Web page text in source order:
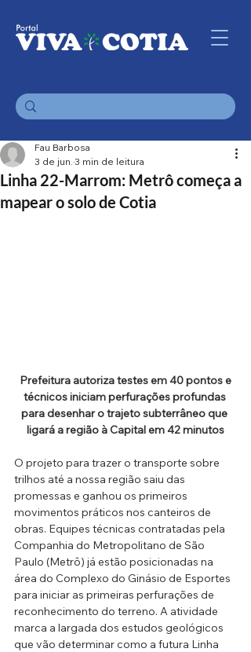
Linha 22-Marrom: Metrô começa a
mapear o solo de Cotia
Fau Barbosa
3 de jun. 3 min de leitura
técnicos iniciam perfurações profundas
para desenhar o trajeto subterrâneo que
ligará a região à Capital em 42 minutos
O projeto para trazer o transporte sobre
trilhos até a nossa região saiu das
promessas e ganhou os primeiros
movimentos práticos nos canteiros de
obras. Equipes técnicas contratadas pela
Companhia do Metropolitano de São
Paulo (Metrô) já estão posicionadas na
área do Complexo do Ginásio de Esportes
para iniciar as primeiras perfurações de
reconhecimento do terreno. A atividade
marca a largada dos estudos geológicos
que vão determinar como a futura Linha